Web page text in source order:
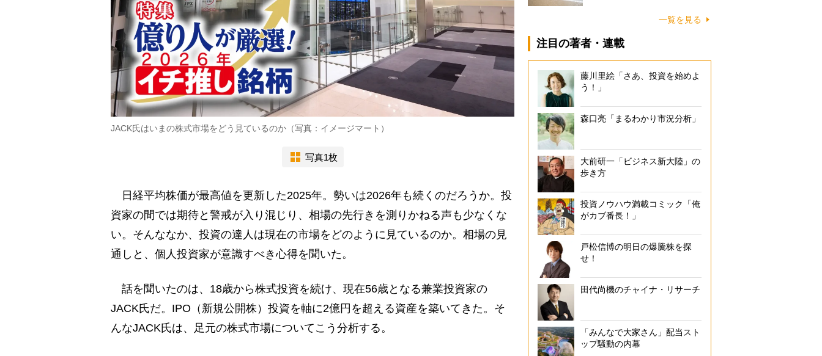
JACK氏はいまの株式市場をどう見ているのか（写真：イメージマート）
写真1枚
日経平均株価が最高値を更新した2025年。勢いは2026年も続くのだろうか。投
資家の間では期待と警戒が入り混じり、相場の先行きを測りかねる声も少なくな
い。そんななか、投資の達人は現在の市場をどのように見ているのか。相場の見
通しと、個人投資家が意識すべき心得を聞いた。
話を聞いたのは、18歳から株式投資を続け、現在56歳となる兼業投資家の
JACK氏だ。IPO（新規公開株）投資を軸に2億円を超える資産を築いてきた。そ
んなJACK氏は、足元の株式市場についてこう分析する。
一覧を見る
注目の著者・連載
藤川里絵「さあ、投資を始めよ
う！」
森口亮「まるわかり市況分析」
大前研一「ビジネス新大陸」の
歩き方
投資ノウハウ満載コミック「俺
がカブ番長！」
戸松信博の明日の爆騰株を探
せ！
田代尚機のチャイナ・リサーチ
「みんなで大家さん」配当スト
ップ騒動の内幕